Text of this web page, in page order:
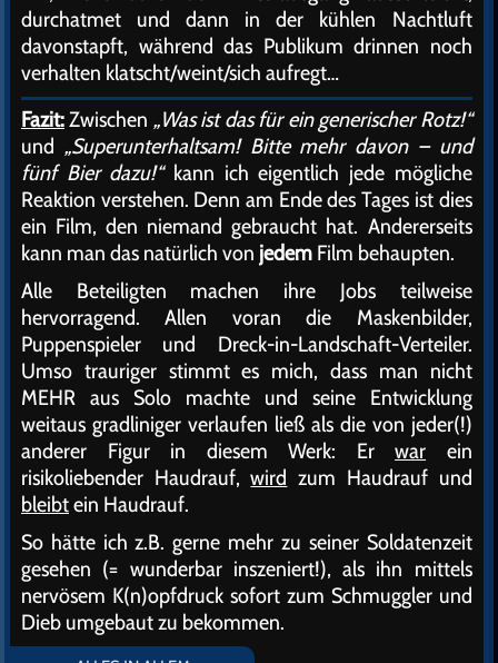
durchatmet und dann in der kühlen Nachtluft
davonstapft, während das Publikum drinnen noch
verhalten klatscht/weint/sich aufregt…
Fazit:Zwischen „Was ist das für ein generischer Rotz!“
und „Superunterhaltsam! Bitte mehr davon – und
fünf Bier dazu!“kann ich eigentlich jede mögliche
Reaktion verstehen. Denn am Ende des Tages ist dies
ein Film, den niemand gebraucht hat. Andererseits
kann man das natürlich von jedem Film behaupten.
Alle Beteiligten machen ihre Jobs teilweise
hervorragend. Allen voran die Maskenbilder,
Puppenspieler und Dreck-in-Landschaft-Verteiler.
Umso trauriger stimmt es mich, dass man nicht
MEHR aus Solo machte und seine Entwicklung
weitaus gradliniger verlaufen ließ als die von jeder(!)
anderer Figur in diesem Werk: Erwar ein
risikoliebender Haudrauf,wird zum Haudrauf und
bleibtein Haudrauf.
So hätte ich z.B. gerne mehr zu seiner Soldatenzeit
gesehen (= wunderbar inszeniert!), als ihn mittels
nervösem K(n)opfdruck sofort zum Schmuggler und
Dieb umgebaut zu bekommen.